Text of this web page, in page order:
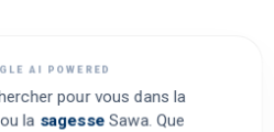
AI POWERED
pour vous dans la
la sagesse Sawa. Que